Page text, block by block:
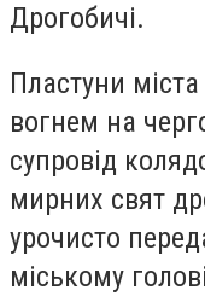
Дрогобичі.
Пластуни
вогнем на
супровід
мирних свят
урочисто
міському